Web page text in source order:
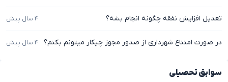
تعدیل افزایش نفقه چگونه انجام بشه؟ ۴ سال پیش
در صورت امتناع شهرداری از صدور مجوز چیکار میتونم بکنم؟ ۴ سال پیش
سوابق تحصیلی